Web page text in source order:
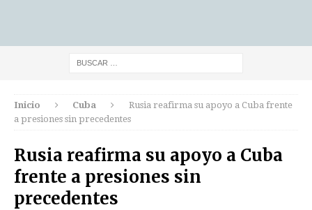
Inicio Cuba
Rusia reafirma su apoyo a Cuba frente
a presiones sin precedentes
Rusia reafirma su apoyo a Cuba
frente a presiones sin
precedentes